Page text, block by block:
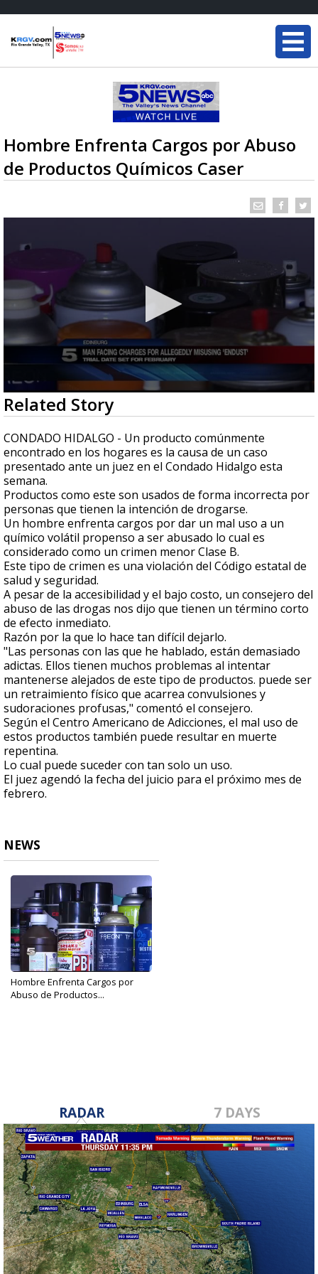
Hombre Enfrenta Cargos por Abuso
de Productos Químicos Caser
0
seconds
of
1
minute,
3
seconds
Related Story
CONDADO HIDALGO - Un producto comúnmente
encontrado en los hogares es la causa de un caso
presentado ante un juez en el Condado Hidalgo esta
semana.
Productos como este son usados de forma incorrecta por
personas que tienen la intención de drogarse.
Un hombre enfrenta cargos por dar un mal uso a un
químico volátil propenso a ser abusado lo cual es
considerado como un crimen menor Clase B.
Este tipo de crimen es una violación del Código estatal de
salud y seguridad.
A pesar de la accesibilidad y el bajo costo, un consejero del
abuso de las drogas nos dijo que tienen un término corto
de efecto inmediato.
Razón por la que lo hace tan difícil dejarlo.
"Las personas con las que he hablado, están demasiado
adictas. Ellos tienen muchos problemas al intentar
mantenerse alejados de este tipo de productos. puede ser
un retraimiento físico que acarrea convulsiones y
sudoraciones profusas," comentó el consejero.
Según el Centro Americano de Adicciones, el mal uso de
estos productos también puede resultar en muerte
repentina.
Lo cual puede suceder con tan solo un uso.
El juez agendó la fecha del juicio para el próximo mes de
febrero.
NEWS
Hombre Enfrenta Cargos por
Abuso de Productos...
RADAR 7 DAYS